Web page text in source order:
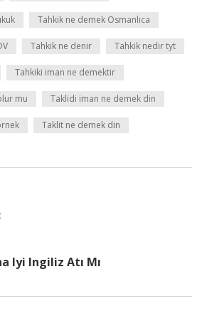
Tahkik ne demek Osmanlıca
Tahkik ne denir Tahkik nedir tyt
Tahkiki iman ne demektir
mu Taklidi iman ne demek din
Taklit ne demek din
Iyi Ingiliz Atı Mı